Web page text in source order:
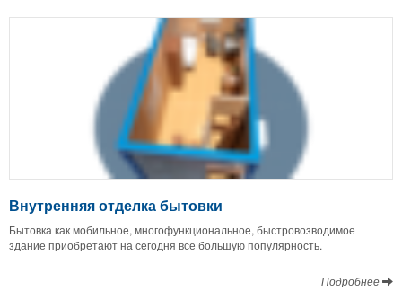
Внутренняя отделка бытовки
Бытовка как мобильное, многофункциональное, быстровозводимое
здание приобретают на сегодня все большую популярность.
Подробнее